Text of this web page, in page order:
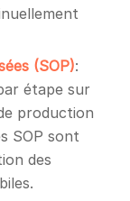
(SOP):
étape sur
production
SOP sont
des